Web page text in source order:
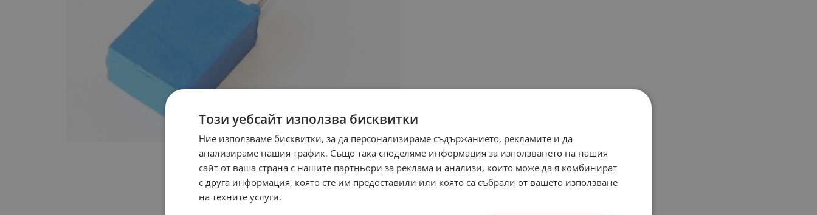
Този уебсайт използва бисквитки
Ние използваме бисквитки, за да персонализираме съдържанието, рекламите и да
анализираме нашия трафик. Също така споделяме информация за използването на нашия
сайт от ваша страна с нашите партньори за реклама и анализи, които може да я комбинират
с друга информация, която сте им предоставили или която са събрали от вашето използване
на техните услуги.